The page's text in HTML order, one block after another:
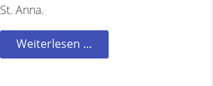
St. Anna.
Weiterlesen …